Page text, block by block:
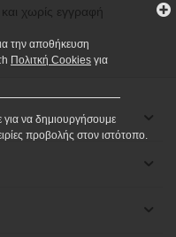
χωρίς εγγραφή
την αποθήκευση
Πολιτκή Cookies για
να δημιουργήσουμε
προβολής στον ιστότοπο.